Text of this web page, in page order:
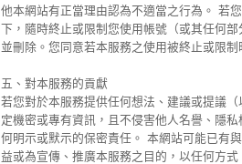
他本網站有正當理由認為不適當之行為。 若
下，隨時終止或限制您使用帳號（或其任何
並刪除。您同意若本服務之使用被終止或限
五、對本服務的貢獻
若您對於本服務提供任何想法、建議或提議
定機密或專有資訊，且不侵害他人名譽、隱
何明示或默示的保密責任。 本網站可能已有
益或為宣傳、推廣本服務之目的，以任何方